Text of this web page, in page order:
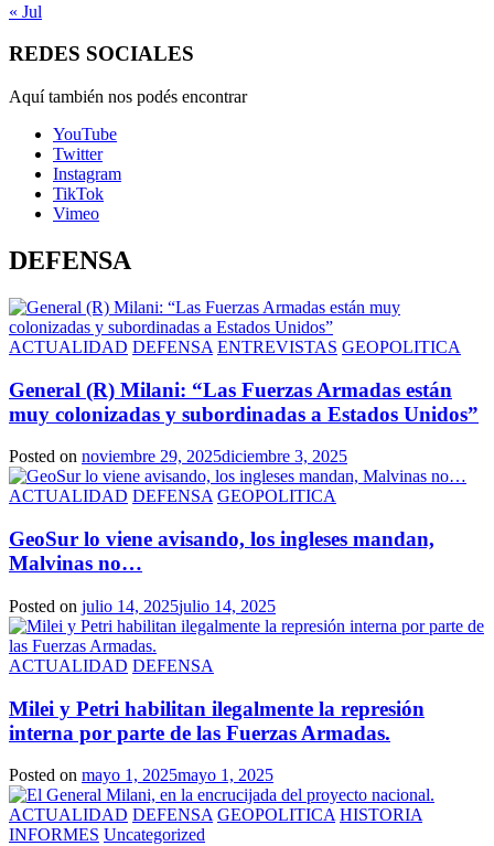
« Jul
REDES SOCIALES
Aquí también nos podés encontrar
YouTube
Twitter
Instagram
TikTok
Vimeo
DEFENSA
ACTUALIDAD DEFENSA ENTREVISTAS GEOPOLITICA
General (R) Milani: “Las Fuerzas Armadas están
muy colonizadas y subordinadas a Estados Unidos”
Posted on noviembre 29, 2025diciembre 3, 2025
ACTUALIDAD DEFENSA GEOPOLITICA
GeoSur lo viene avisando, los ingleses mandan,
Malvinas no…
Posted on julio 14, 2025julio 14, 2025
ACTUALIDAD DEFENSA
Milei y Petri habilitan ilegalmente la represión
interna por parte de las Fuerzas Armadas.
Posted on mayo 1, 2025mayo 1, 2025
ACTUALIDAD DEFENSA GEOPOLITICA HISTORIA
INFORMES Uncategorized